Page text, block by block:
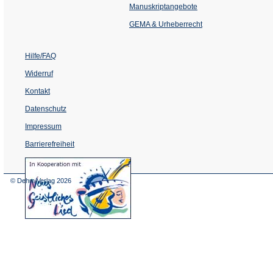
einem
Tab)
Manuskriptangebote
GEMA & Urheberrecht
Hilfe/FAQ
Widerruf
Kontakt
Datenschutz
Impressum
Barrierefreiheit
(Öffnet
in
© Dehm Verlag 2026